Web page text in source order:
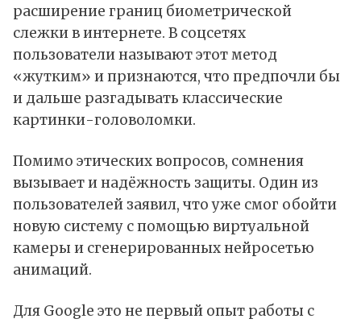
расширение границ биометрической
слежки в интернете. В соцсетях
пользователи называют этот метод
«жутким» и признаются, что предпочли бы
и дальше разгадывать классические
картинки-головоломки.
Помимо этических вопросов, сомнения
вызывает и надёжность защиты. Один из
пользователей заявил, что уже смог обойти
новую систему с помощью виртуальной
камеры и сгенерированных нейросетью
анимаций.
Для Google это не первый опыт работы с